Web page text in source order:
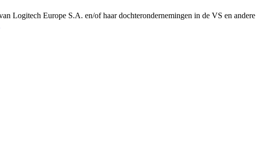
Logitech Europe S.A. en/of haar dochterondernemingen in de VS en andere